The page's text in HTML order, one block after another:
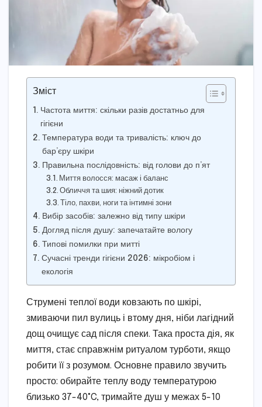
Зміст
Частота миття: скільки разів достатньо для
гігієни
Температура води та тривалість: ключ до
бар’єру шкіри
Правильна послідовність: від голови до п’ят
Миття волосся: масаж і баланс
Обличчя та шия: ніжний дотик
Тіло, пахви, ноги та інтимні зони
Вибір засобів: залежно від типу шкіри
Догляд після душу: запечатайте вологу
Типові помилки при митті
Сучасні тренди гігієни 2026: мікробіом і
екологія
Струмені теплої води ковзають по шкірі,
змиваючи пил вулиць і втому дня, ніби лагідний
дощ очищує сад після спеки. Така проста дія, як
миття, стає справжнім ритуалом турботи, якщо
робити її з розумом. Основне правило звучить
просто: обирайте теплу воду температурою
близько 37-40°C, тримайте душ у межах 5-10